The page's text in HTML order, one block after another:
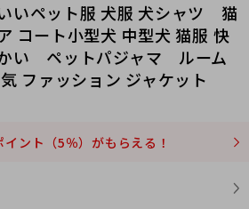
いペット服 犬服 犬シャツ 猫
コート小型犬 中型犬 猫服 快
い ペットパジャマ ルーム
ファッション ジャケット
ント（5％）がもらえる！